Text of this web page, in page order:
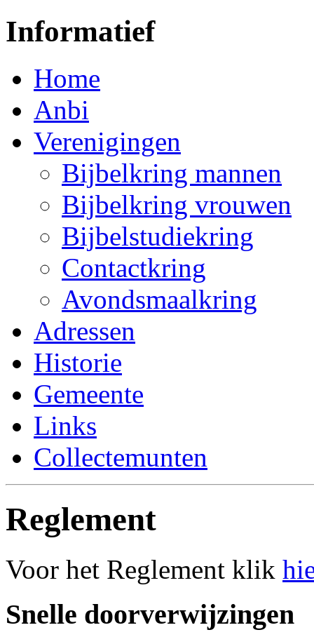
Informatief
Home
Anbi
Verenigingen
Bijbelkring mannen
Bijbelkring vrouwen
Bijbelstudiekring
Contactkring
Avondsmaalkring
Adressen
Historie
Gemeente
Links
Collectemunten
Reglement
Voor het Reglement klik
Snelle doorverwijzingen